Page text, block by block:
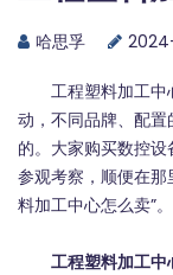
哈思孚
工程塑料加工中
动，不同品牌、配置
的。大家购买数控
参观考察，顺便在那
料加工中心怎么卖”。
工程塑料加工中